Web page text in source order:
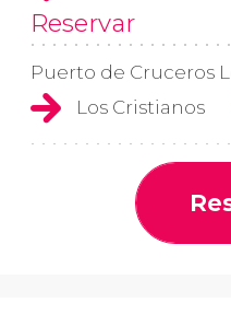
Reservar
Puerto de Cruceros
Los Cristianos